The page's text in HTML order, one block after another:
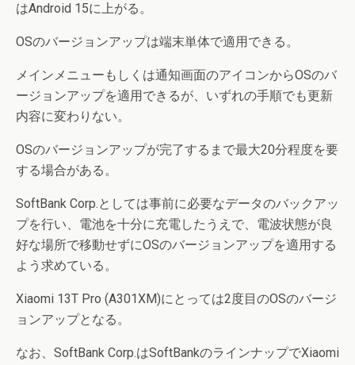
はAndroid 15に上がる。
OSのバージョンアップは端末単体で適用できる。
メインメニューもしくは通知画面のアイコンからOSのバ
ージョンアップを適用できるが、いずれの手順でも更新
内容に変わりない。
OSのバージョンアップが完了するまで最大20分程度を要
する場合がある。
SoftBank Corp.としては事前に必要なデータのバックアッ
プを行い、電池を十分に充電したうえで、電波状態が良
好な場所で移動せずにOSのバージョンアップを適用する
よう求めている。
Xiaomi 13T Pro (A301XM)にとっては2度目のOSのバージ
ョンアップとなる。
なお、SoftBank Corp.はSoftBankのラインナップでXiaomi